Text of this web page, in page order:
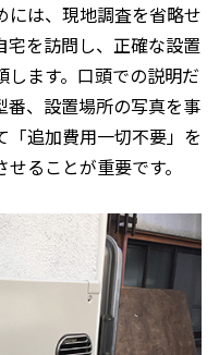
には、現地調査を省略せ
を訪問し、正確な設置
ます。口頭での説明だ
番、設置場所の写真を事
追加費用一切不要」を
ることが重要です。